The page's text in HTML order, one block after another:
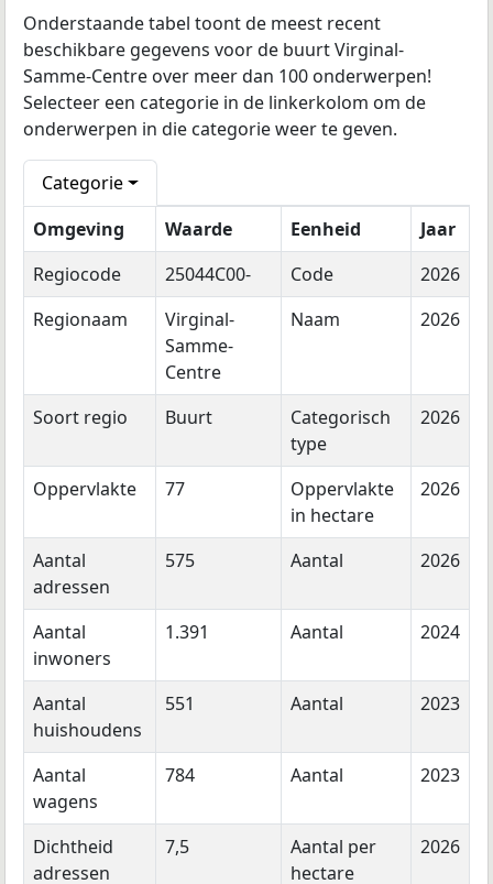
Onderstaande tabel toont de meest recent
beschikbare gegevens voor de buurt Virginal-
Samme-Centre over meer dan 100 onderwerpen!
Selecteer een categorie in de linkerkolom om de
onderwerpen in die categorie weer te geven.
Categorie
Omgeving
Waarde Eenheid
Jaar
Regiocode
25044C00- Code
2026
Regionaam
Virginal-
Samme-
Centre
Naam 2026
Soort regio Buurt
Categorisch
type
2026
Oppervlakte 77
Oppervlakte
in hectare
2026
Aantal
adressen
575 Aantal 2026
Aantal
inwoners
1.391 Aantal 2024
Aantal
huishoudens
551 Aantal 2023
Aantal
wagens
784 Aantal 2023
Dichtheid
adressen
7,5
Aantal per
hectare
2026